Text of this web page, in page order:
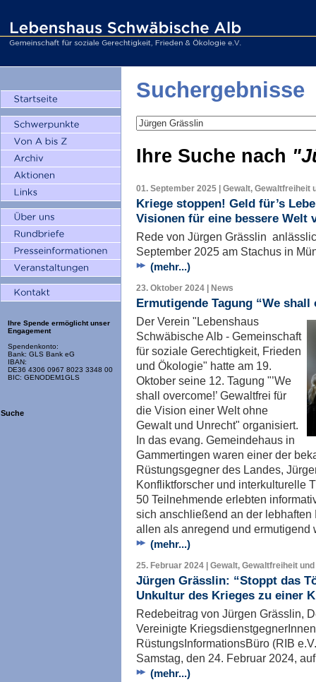
Ihre Spende ermöglicht unser
Engagement
Spendenkonto:
Bank: GLS Bank eG
IBAN:
DE36 4306 0967 8023 3348 00
BIC: GENODEM1GLS
Suche
Suchergebnisse
Ihre Suche nach
01. September 2025 | Gewalt, Gewaltfreiheit
Kriege stoppen! Geld für’s
Visionen für eine bessere Welt
Rede von Jürgen Grässlin
September 2025 am Stachus in
(mehr...)
23. Oktober 2024 | News
Ermutigende Tagung “We
Der Verein "Lebenshaus
Schwäbische Alb - Gemeinschaft
für soziale Gerechtigkeit, Frieden
und Ökologie" hatte am 19.
Oktober seine 12. Tagung "’We
shall overcome!’ Gewaltfrei für
die Vision einer Welt ohne
Gewalt und Unrecht" organisiert.
In das evang. Gemeindehaus in
Gammertingen waren einer der
Rüstungsgegner des Landes,
Konfliktforscher und interkulturelle
50 Teilnehmende erlebten
sich anschließend an der
allen als anregend und ermutigend
(mehr...)
25. Februar 2024 | Gewalt, Gewaltfreiheit
Jürgen Grässlin: “Stoppt das
Unkultur des Krieges zu einer
Redebeitrag von Jürgen Grässlin,
Vereinigte
RüstungsInformationsBüro (RIB
Samstag, den 24. Februar 2024,
(mehr...)